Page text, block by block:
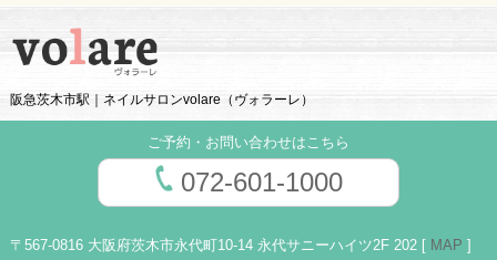
阪急茨木市駅｜ネイルサロンvolare（ヴォラーレ）
ご予約・お問い合わせはこちら
072-601-1000
〒567-0816 大阪府茨木市永代町10-14 永代サニーハイツ2F 202 [ MAP ]